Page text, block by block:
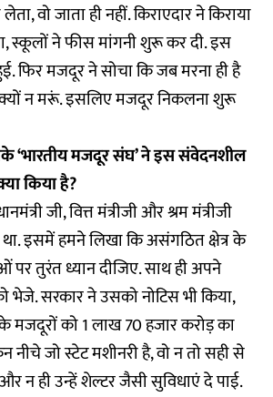
वो जाता ही नहीं. किराएदार ने किराया
स्कूलों ने फीस मांगनी शुरू कर दी. इस
फिर मजदूर ने सोचा कि जब मरना ही है
न मरूं. इसलिए मजदूर निकलना शुरू
‘भारतीय मजदूर संघ’ ने इस संवेदनशील
किया है?
जी, वित्त मंत्रीजी और श्रम मंत्रीजी
था. इसमें हमने लिखा कि असंगठित क्षेत्र के
तुरंत ध्यान दीजिए. साथ ही अपने
भेजे. सरकार ने उसको नोटिस भी किया,
मजदूरों को 1 लाख 70 हजार करोड़ का
नीचे जो स्टेट मशीनरी है, वो न तो सही से
और न ही उन्हें शेल्टर जैसी सुविधाएं दे पाई.